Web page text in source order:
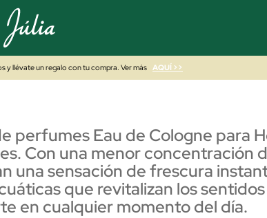
y llévate un regalo con tu compra. Ver más AQUÍ >>
perfumes Eau de Cologne para
Con una menor concentración
una sensación de frescura
que revitalizan los
en cualquier momento del día.